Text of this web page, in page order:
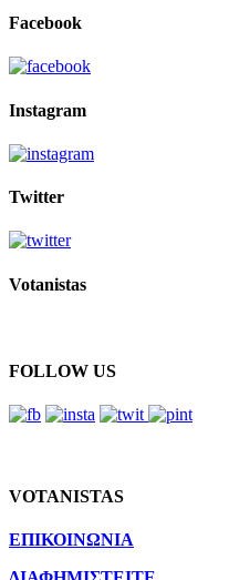
Facebook
Instagram
Twitter
Votanistas
FOLLOW US
VOTANISTAS
ΕΠΙΚΟΙΝΩΝΙΑ